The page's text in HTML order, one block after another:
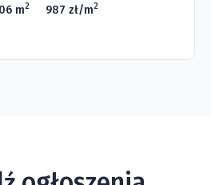
m2 987 zł/m2